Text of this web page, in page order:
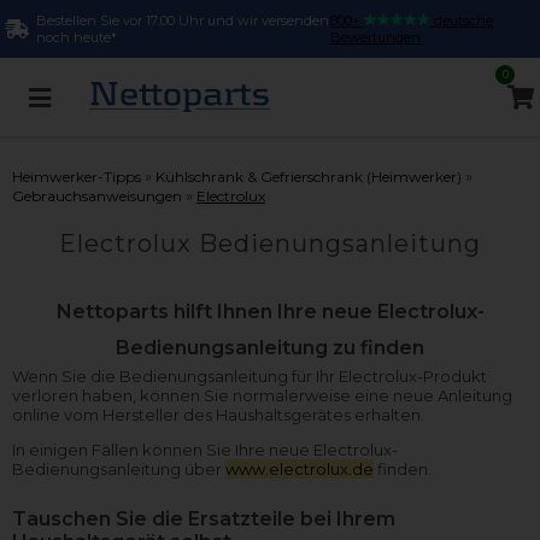
Bestellen Sie vor 17:00 Uhr und wir versenden
noch heute*
800+
deutsche
Bewertungen
0
Heimwerker-Tipps » Kühlschrank & Gefrierschrank (Heimwerker) »
Gebrauchsanweisungen » Electrolux
Electrolux Bedienungsanleitung
Nettoparts hilft Ihnen Ihre neue Electrolux-
Bedienungsanleitung zu finden
Wenn Sie die Bedienungsanleitung für Ihr Electrolux-Produkt
verloren haben, können Sie normalerweise eine neue Anleitung
online vom Hersteller des Haushaltsgerätes erhalten.
In einigen Fällen können Sie Ihre neue Electrolux-
Bedienungsanleitung über www.electrolux.de finden.
Tauschen Sie die Ersatzteile bei Ihrem